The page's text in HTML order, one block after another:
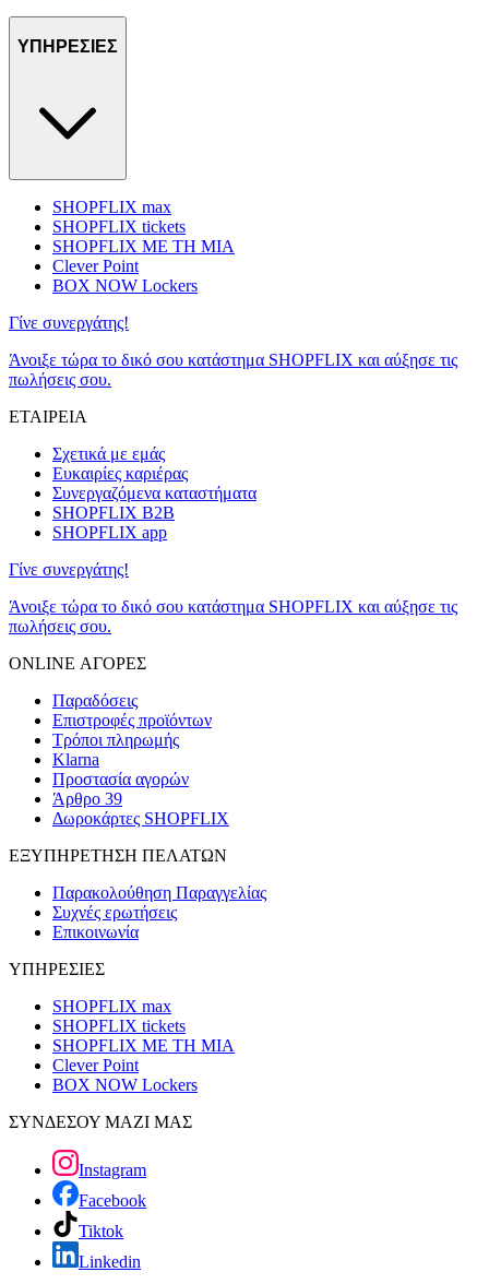
ΥΠΗΡΕΣΙΕΣ
SHOPFLIX max
SHOPFLIX tickets
SHOPFLIX ΜΕ ΤΗ ΜΙΑ
Clever Point
BOX NOW Lockers
Γίνε συνεργάτης!
Άνοιξε τώρα το δικό σου κατάστημα SHOPFLIX και αύξησε τις
πωλήσεις σου.
ΕΤΑΙΡΕΙΑ
Σχετικά με εμάς
Ευκαιρίες καριέρας
Συνεργαζόμενα καταστήματα
SHOPFLIX B2B
SHOPFLIX app
Γίνε συνεργάτης!
Άνοιξε τώρα το δικό σου κατάστημα SHOPFLIX και αύξησε τις
πωλήσεις σου.
ONLINE ΑΓΟΡΕΣ
Παραδόσεις
Επιστροφές προϊόντων
Τρόποι πληρωμής
Klarna
Προστασία αγορών
Άρθρο 39
Δωροκάρτες SHOPFLIX
ΕΞΥΠΗΡΕΤΗΣΗ ΠΕΛΑΤΩΝ
Παρακολούθηση Παραγγελίας
Συχνές ερωτήσεις
Επικοινωνία
ΥΠΗΡΕΣΙΕΣ
SHOPFLIX max
SHOPFLIX tickets
SHOPFLIX ΜΕ ΤΗ ΜΙΑ
Clever Point
BOX NOW Lockers
ΣΥΝΔΕΣΟΥ ΜΑΖΙ ΜΑΣ
Instagram
Facebook
Tiktok
Linkedin